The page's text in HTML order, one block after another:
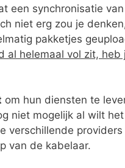
een synchronisatie
niet erg zou je
pakketjes
al helemaal vol zit, heb
om hun diensten te
niet mogelijk al wilt
verschillende
van de kabelaar.